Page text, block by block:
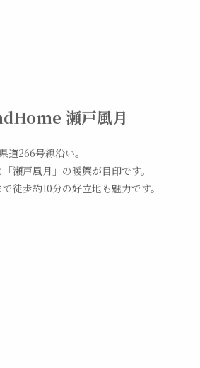
瀬戸風月
県道266号線沿い。
「瀬戸風月」の暖簾が目印です。
で徒歩約10分の好立地も魅力です。